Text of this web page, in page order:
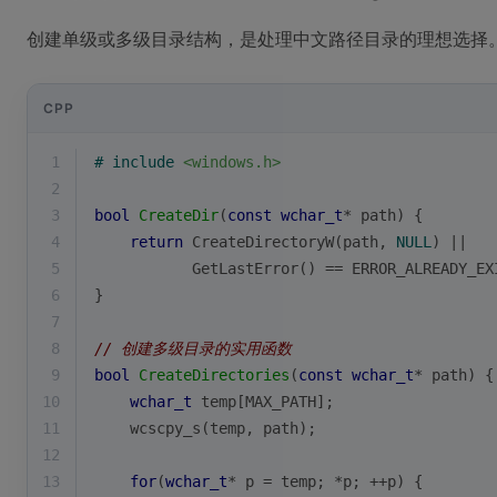
创建单级或多级目录结构，是处理中文路径目录的理想选择。
CPP
1 # include <windows.h>
2
3
bool CreateDir(const wchar_t* path)
{
4
return CreateDirectoryW(path, NULL ) ||
5
GetLastError() ==
6
}
7
8
// 创建多级目录的实用函数
9
bool CreateDirectories (const wchar_t* path)
{
10
wchar_t temp[MAX_PATH];
11
wcscpy_s (temp, path);
12
13
for(wchar_t* p = temp; *p; ++p) {